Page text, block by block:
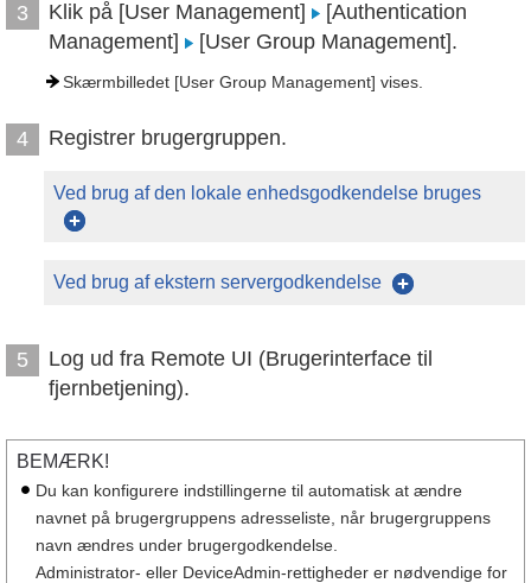
3 Klik på [User Management]
[Authentication
Management]
[User Group Management].
Skærmbilledet [User Group Management] vises.
4 Registrer brugergruppen.
Ved brug af den lokale enhedsgodkendelse bruges
Ved brug af ekstern servergodkendelse
5
Log ud fra Remote UI (Brugerinterface til
fjernbetjening).
BEMÆRK!
Du kan konfigurere indstillingerne til automatisk at ændre
navnet på brugergruppens adresseliste, når brugergruppens
navn ændres under brugergodkendelse.
Administrator- eller DeviceAdmin-rettigheder er nødvendige for